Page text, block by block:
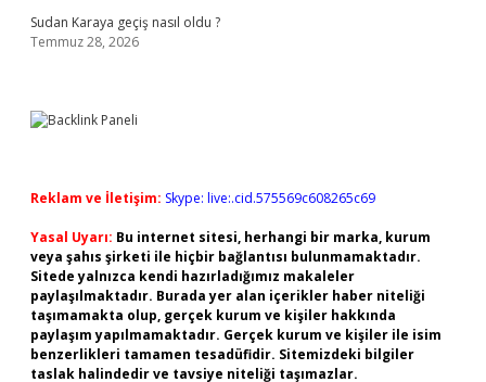
Sudan Karaya geçiş nasıl oldu ?
Temmuz 28, 2026
Reklam ve İletişim: Skype: live:.cid.575569c608265c69
Yasal Uyarı: Bu internet sitesi, herhangi bir marka, kurum
veya şahıs şirketi ile hiçbir bağlantısı bulunmamaktadır.
Sitede yalnızca kendi hazırladığımız makaleler
paylaşılmaktadır. Burada yer alan içerikler haber niteliği
taşımamakta olup, gerçek kurum ve kişiler hakkında
paylaşım yapılmamaktadır. Gerçek kurum ve kişiler ile isim
benzerlikleri tamamen tesadüfidir. Sitemizdeki bilgiler
taslak halindedir ve tavsiye niteliği taşımazlar.